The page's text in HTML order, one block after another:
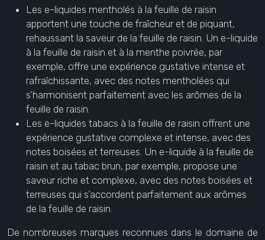
Les e-liquides mentholés à la feuille de raisin
apportent une touche de fraîcheur et de piquant,
rehaussant la saveur de la feuille de raisin. Un e-liquide
à la feuille de raisin et à la menthe poivrée, par
exemple, offre une expérience gustative intense et
rafraîchissante, avec des notes mentholées qui
s’harmonisent parfaitement avec les arômes de la
feuille de raisin.
Les e-liquides tabacs à la feuille de raisin offrent une
expérience gustative complexe et intense, avec des
notes boisées et terreuses. Un e-liquide à la feuille de
raisin et au tabac brun, par exemple, propose une
saveur riche et complexe, avec des notes boisées et
terreuses qui s’accordent parfaitement aux arômes
de la feuille de raisin.
De nombreuses marques reconnues dans le domaine de